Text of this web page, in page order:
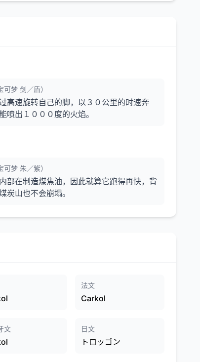
可梦 剑／盾）
高速旋转自己的脚，以３０公里的时速奔
喷出１０００度的火焰。
可梦 朱／紫）
部在制造煤焦油，因此就算它跑得再快，背
炭山也不会崩塌。
法文
Carkol
文 日文
トロッゴン